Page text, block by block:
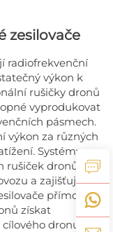
zesilovače
radiofrekvenční
výkon k
rušičky dronů
vyprodukovat
pásmech.
výkon za různých
Systémy
dronů
a zajišťují tak
přímo
získat
dronu.